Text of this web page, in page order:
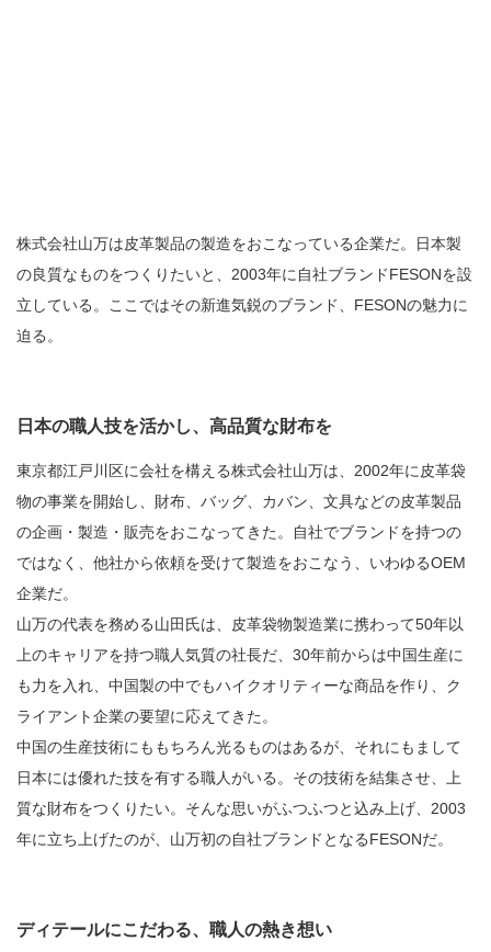
株式会社山万は皮革製品の製造をおこなっている企業だ。日本製
の良質なものをつくりたいと、2003年に自社ブランドFESONを設
立している。ここではその新進気鋭のブランド、FESONの魅力に
迫る。
日本の職人技を活かし、高品質な財布を
東京都江戸川区に会社を構える株式会社山万は、2002年に皮革袋
物の事業を開始し、財布、バッグ、カバン、文具などの皮革製品
の企画・製造・販売をおこなってきた。自社でブランドを持つの
ではなく、他社から依頼を受けて製造をおこなう、いわゆるOEM
企業だ。
山万の代表を務める山田氏は、皮革袋物製造業に携わって50年以
上のキャリアを持つ職人気質の社長だ、30年前からは中国生産に
も力を入れ、中国製の中でもハイクオリティーな商品を作り、ク
ライアント企業の要望に応えてきた。
中国の生産技術にももちろん光るものはあるが、それにもまして
日本には優れた技を有する職人がいる。その技術を結集させ、上
質な財布をつくりたい。そんな思いがふつふつと込み上げ、2003
年に立ち上げたのが、山万初の自社ブランドとなるFESONだ。
ディテールにこだわる、職人の熱き想い